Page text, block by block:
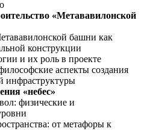
«Метававилонской
башни как
конструкции
и их роль в проекте
аспекты создания
инфраструктуры
«небес»
физические и
от метафоры к